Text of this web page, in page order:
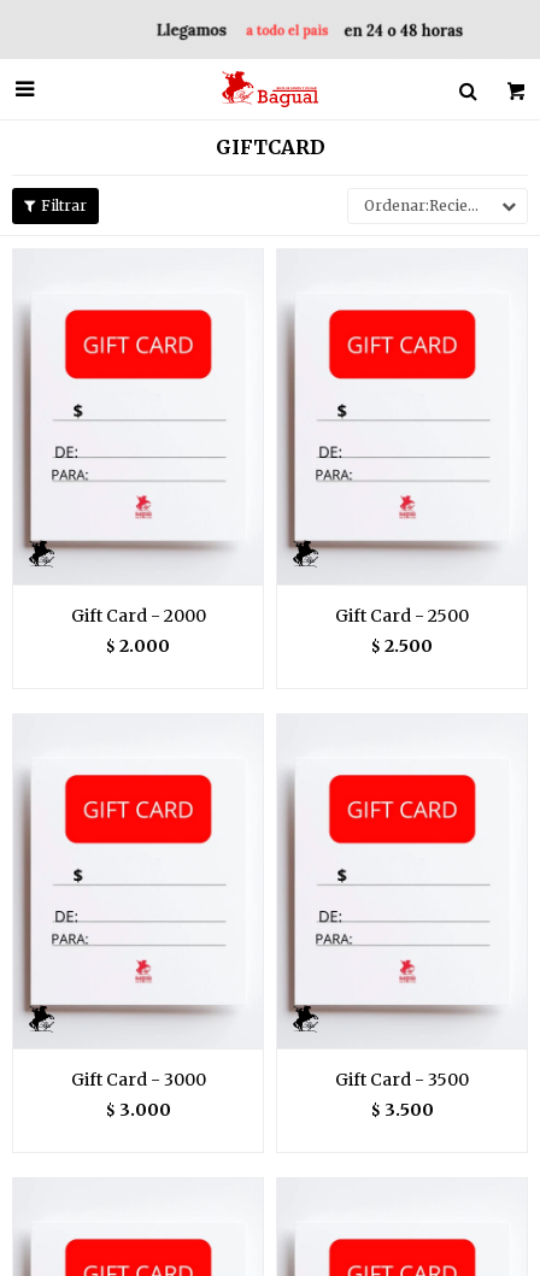

GIFTCARD
Recientes
Gift Card - 2000
$ 2.000
Gift Card - 2500
$ 2.500
Gift Card - 3000
$ 3.000
Gift Card - 3500
$ 3.500